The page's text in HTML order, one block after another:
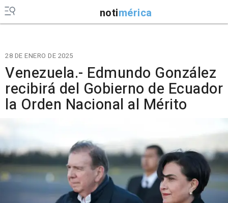
notimérica
28 DE ENERO DE 2025
Venezuela.- Edmundo González
recibirá del Gobierno de Ecuador
la Orden Nacional al Mérito